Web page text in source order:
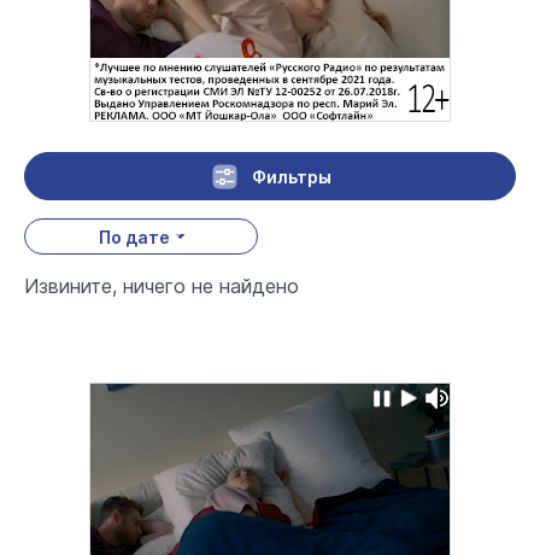
Фильтры
По дате
Извините, ничего не найдено